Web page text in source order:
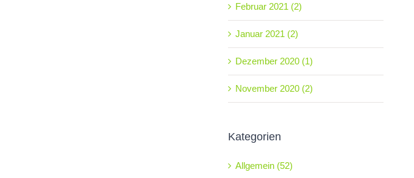
Februar 2021 (2)
Januar 2021 (2)
Dezember 2020 (1)
November 2020 (2)
Kategorien
Allgemein (52)